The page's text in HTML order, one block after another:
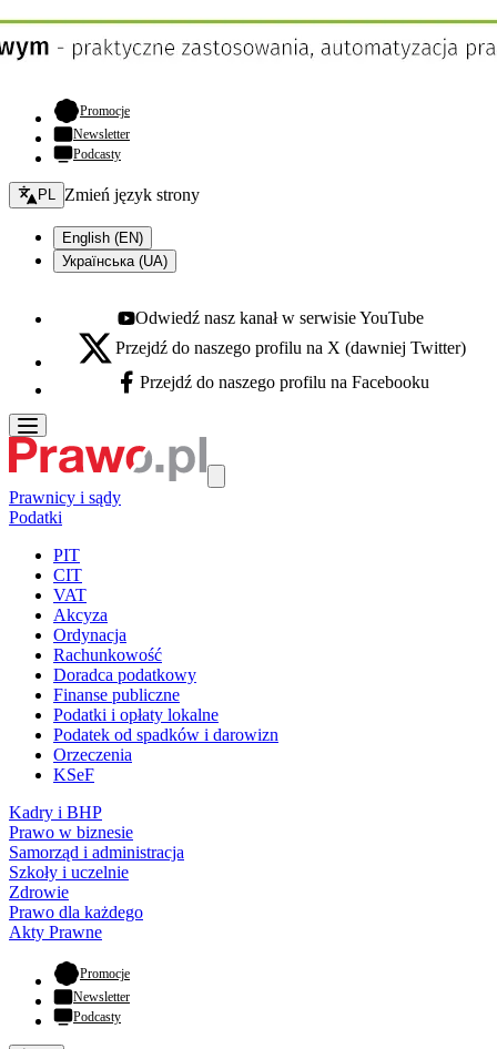
Promocje- otwiera się w nowej karcie
Newsletter
Podcasty
Zmień język - bieżący:
PL Zmień język strony
English (EN)
Українська (UA)
Youtube - otwiera się w nowej karcie
Odwiedź nasz kanał w serwisie YouTube
X - otwiera się w nowej karcie
Przejdź do naszego profilu na X (dawniej Twitter)
Facebook - otwiera się w nowej karcie
Przejdź do naszego profilu na Facebooku
Prawnicy i sądy
Podatki
PIT
CIT
VAT
Akcyza
Ordynacja
Rachunkowość
Doradca podatkowy
Finanse publiczne
Podatki i opłaty lokalne
Podatek od spadków i darowizn
Orzeczenia
KSeF
Kadry i BHP
Prawo w biznesie
Samorząd i administracja
Szkoły i uczelnie
Zdrowie
Prawo dla każdego
Akty Prawne
Promocje- otwiera się w nowej karcie
Newsletter
Podcasty